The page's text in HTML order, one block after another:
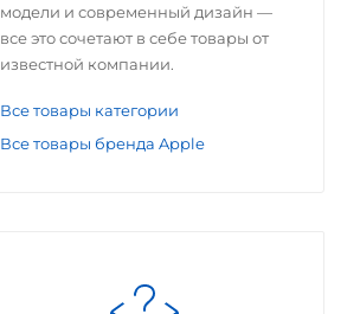
модели и современный дизайн —
все это сочетают в себе товары от
известной компании.
Все товары категории
Все товары бренда Apple